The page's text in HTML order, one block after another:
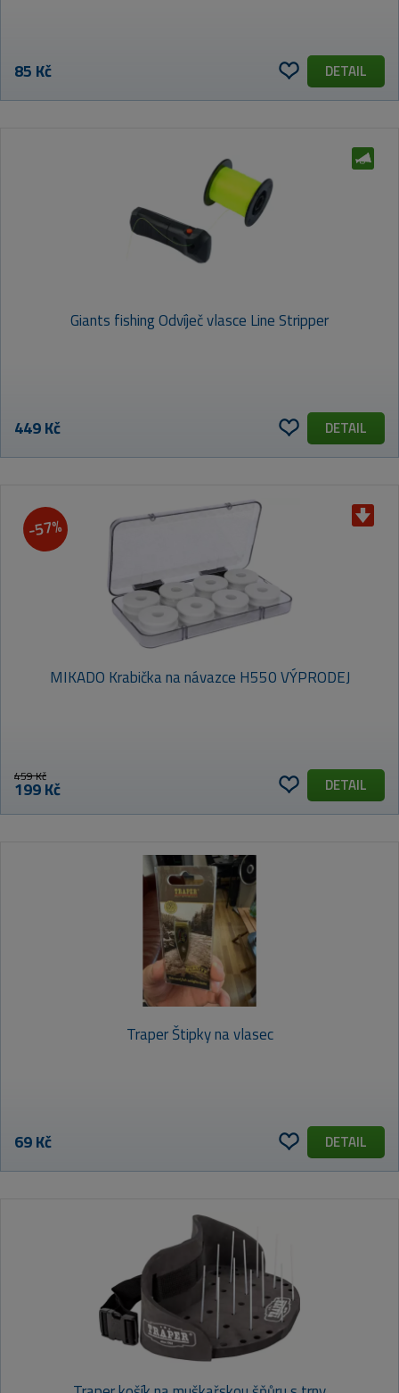
85 Kč DETAIL
Giants fishing Odvíječ vlasce Line Stripper
449 Kč DETAIL
-57%
MIKADO Krabička na návazce H550 VÝPRODEJ
459 Kč
199 Kč DETAIL
Traper Štipky na vlasec
69 Kč DETAIL